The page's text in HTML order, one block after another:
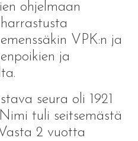
ohjelmaan
VPK:n ja
ja
seura oli 1921
tuli seitsemästä
2 vuotta